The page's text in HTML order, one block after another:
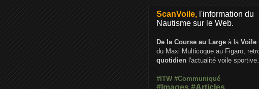
ScanVoile, l'information du
Nautisme sur le Web.
De la Course au Large à la Voile
du Maxi Multicoque au Figaro,
quotidien l'actualité voile sportive.
#ITW #Communiqué
#Images #Articles